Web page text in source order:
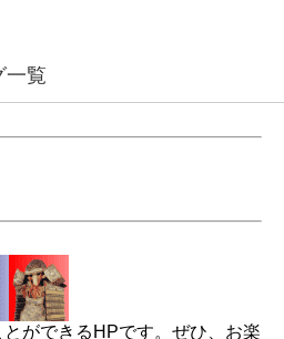
一覧
ができるHPです。ぜひ、お楽